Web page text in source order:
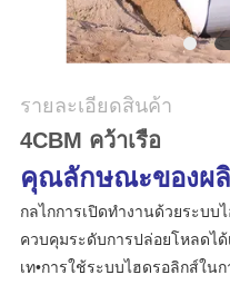
แผนผัง
เว็บไซต์
นโยบาย
ความ
เป็น
รายละเอียดสินค้า
4CBM คว้าเรือ
คุณลักษณะของผ
กลไกการเปิดทำงานด้วยระบ
ควบคุมระดับการปล่อยโหลดไ
เท•การใช้ระบบไฮดรอลิกส์ใน